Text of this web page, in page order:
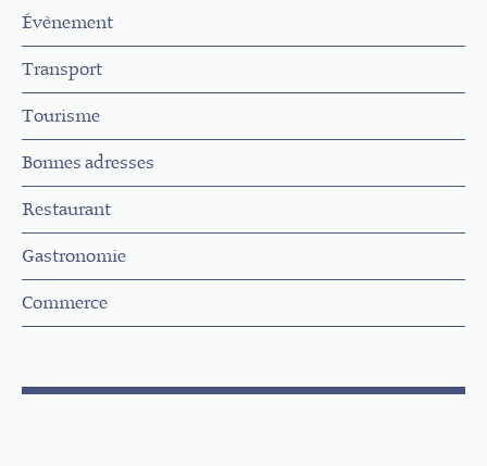
Évènement
Transport
Tourisme
Bonnes adresses
Restaurant
Gastronomie
Commerce